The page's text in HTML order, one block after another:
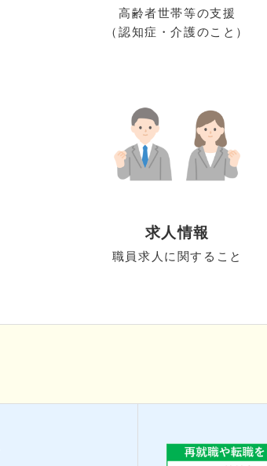
高齢者世帯等の支援
（認知症・介護のこと）
求人情報
職員求人に関すること